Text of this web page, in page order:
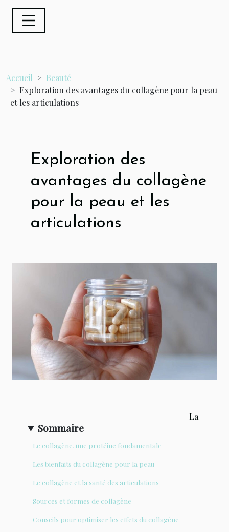
Accueil
Beauté
Exploration des avantages du collagène pour la peau
et les articulations
Exploration des
avantages du collagène
pour la peau et les
articulations
Sommaire
Le collagène, une protéine fondamentale
Les bienfaits du collagène pour la peau
Le collagène et la santé des articulations
Sources et formes de collagène
Conseils pour optimiser les effets du collagène
La